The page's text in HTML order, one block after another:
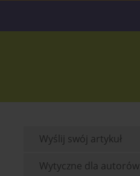
Wyślij swój artykuł
Wytyczne dla autorów